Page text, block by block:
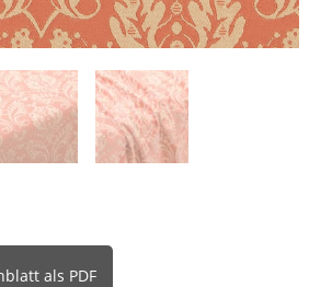
als PDF